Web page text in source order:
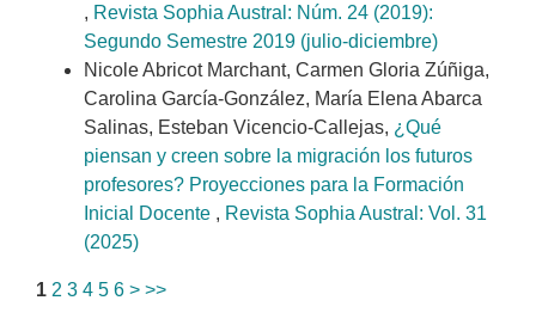
, Revista Sophia Austral: Núm. 24 (2019):
Segundo Semestre 2019 (julio-diciembre)
Nicole Abricot Marchant, Carmen Gloria Zúñiga,
Carolina García-González, María Elena Abarca
Salinas, Esteban Vicencio-Callejas, ¿Qué
piensan y creen sobre la migración los futuros
profesores? Proyecciones para la Formación
Inicial Docente , Revista Sophia Austral: Vol. 31
(2025)
1 2 3 4 5 6 > >>